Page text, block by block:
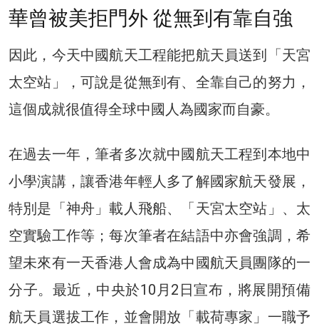
華曾被美拒門外 從無到有靠自強
因此，今天中國航天工程能把航天員送到「天宮
太空站」，可說是從無到有、全靠自己的努力，
這個成就很值得全球中國人為國家而自豪。
在過去一年，筆者多次就中國航天工程到本地中
小學演講，讓香港年輕人多了解國家航天發展，
特別是「神舟」載人飛船、「天宮太空站」、太
空實驗工作等；每次筆者在結語中亦會強調，希
望未來有一天香港人會成為中國航天員團隊的一
分子。最近，中央於10月2日宣布，將展開預備
航天員選拔工作，並會開放「載荷專家」一職予